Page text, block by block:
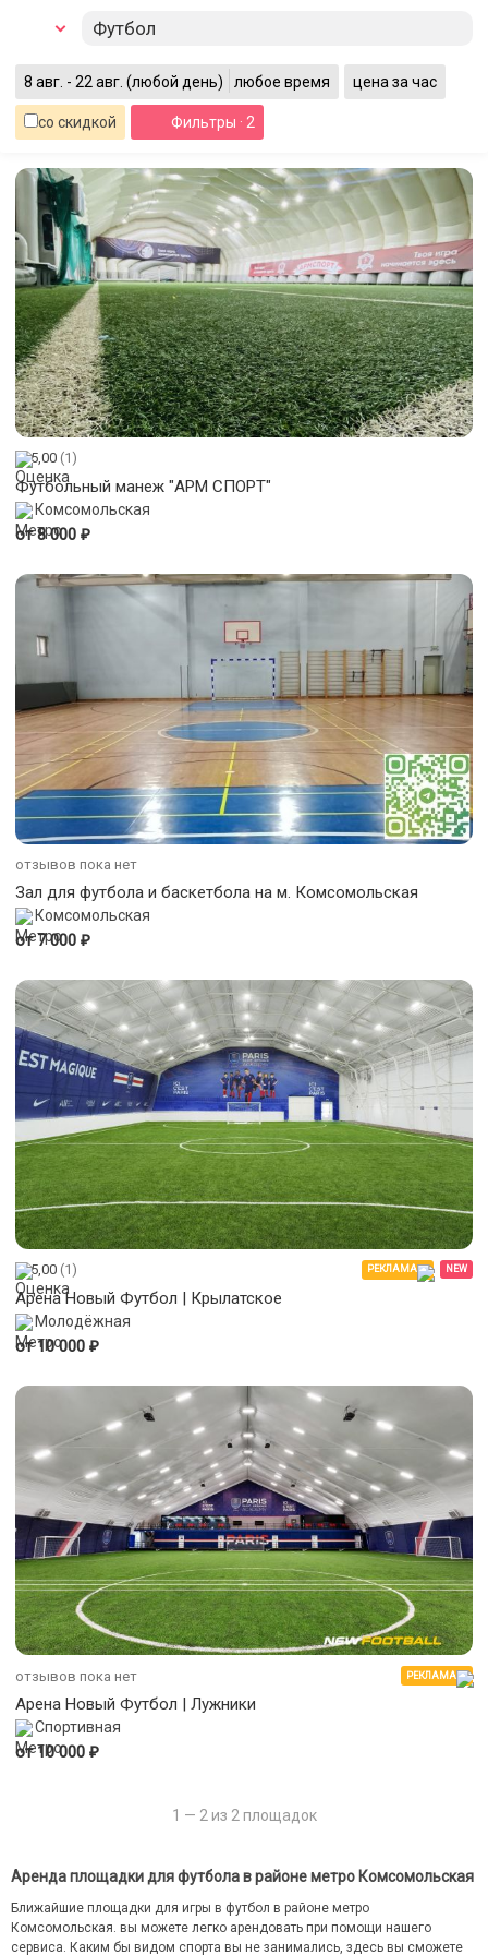
Футбол
8 авг. - 22 авг. (любой день) любое время цена за час
со скидкой Фильтры · 2
5,00 (1)
Футбольный манеж "АРМ СПОРТ"
Комсомольская
от 8 000 ₽
отзывов пока нет
Зал для футбола и баскетбола на м. Комсомольская
Комсомольская
от 7 000 ₽
5,00 (1) РЕКЛАМА NEW
Арена Новый Футбол | Крылатское
Молодёжная
от 10 000 ₽
отзывов пока нет РЕКЛАМА
Арена Новый Футбол | Лужники
Спортивная
от 10 000 ₽
1 — 2 из 2 площадок
Аренда площадки для футбола в районе метро Комсомольская
Ближайшие площадки для игры в футбол в районе метро
Комсомольская. вы можете легко арендовать при помощи нашего
сервиса. Каким бы видом спорта вы не занимались, здесь вы сможете